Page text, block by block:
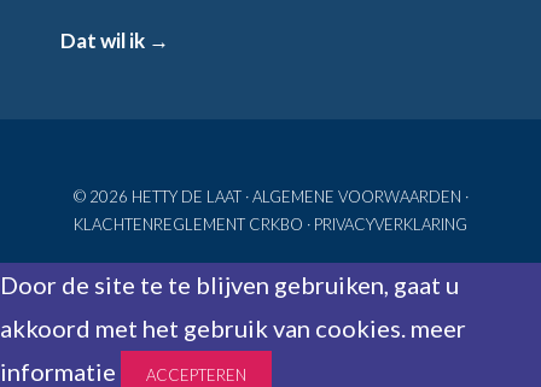
Dat wil ik →
© 2026 HETTY DE LAAT ·ALGEMENE VOORWAARDEN ·
KLACHTENREGLEMENT CRKBO · PRIVACYVERKLARING
Door de site te te blijven gebruiken, gaat u
akkoord met het gebruik van cookies. meer
informatie
ACCEPTEREN